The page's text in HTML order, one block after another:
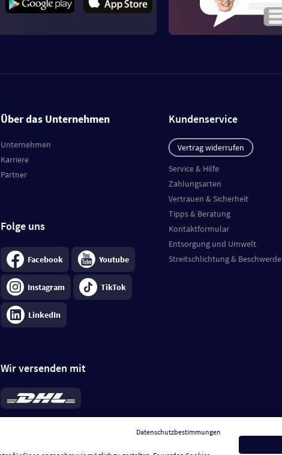
Über das Unternehmen
Unternehmen
Karriere
Partner
Folge uns
Facebook Youtube
Instagram TikTok
LinkedIn
Wir versenden mit
*Standard 6,95 €; bei Kühlware zzgl. 0,99 €
je Bestellung, insgesamt 7,94 €. Lieferzeit3-
Kundenservice
Vertrag widerrufen
Service & Hilfe
Zahlungsarten
Vertrauen & Sicherheit
Tipps & Beratung
Kontaktformular
Entsorgung und Umwelt
Streitschlichtung & Beschwerde
Datenschutzbestimmungen